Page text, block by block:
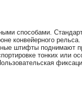
способами.
конвейерного
штифты поднимают
тонких или